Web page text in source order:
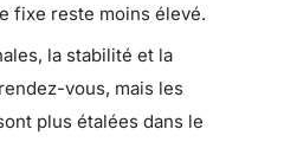
fixe reste moins élevé.
la stabilité et la
vous, mais les
plus étalées dans le